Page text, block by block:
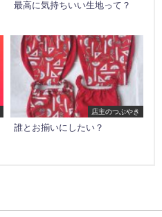
最高に気持ちいい生地って？
店主のつぶやき
誰とお揃いにしたい？